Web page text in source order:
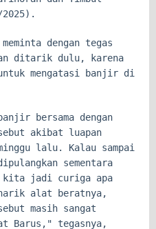
dengan tegas
ditarik dulu, karena
mengatasi banjir di
bersama dengan
akibat luapan
lalu. Kalau sampai
sementara
kita jadi curiga apa
alat beratnya,
masih sangat
Barus," tegasnya,